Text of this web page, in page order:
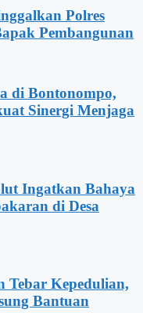
Polres
Pembangunan
di Bontonompo,
Sinergi Menjaga
Ingatkan Bahaya
di Desa
Tebar Kepedulian,
Bantuan